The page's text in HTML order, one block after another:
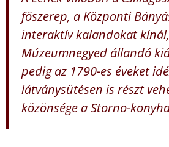
főszerep, a Központi
interaktív kalandokat
Múzeumnegyed állandó
pedig az 1790-es éveket
látványsütésen is részt
közönsége a Storno-